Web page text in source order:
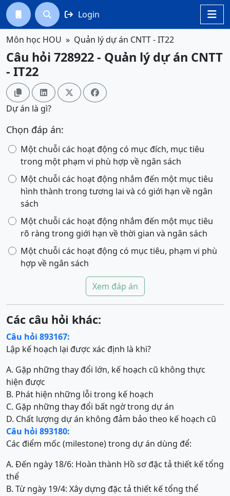

  Login
Môn học HOU Quản lý dự án CNTT - IT22
Câu hỏi 728922 - Quản lý dự án CNTT
- IT22
   
Dự án là gì?
Chọn đáp án:
Một chuỗi các hoạt động có mục đích, mục tiêu
trong một phạm vi phù hợp về ngân sách
Một chuỗi các hoạt động nhắm đến một mục tiêu
hình thành trong tương lai và có giới hạn về ngân
sách
Một chuỗi các hoạt động nhắm đến một mục tiêu
rõ ràng trong giới hạn về thời gian và ngân sách
Một chuỗi các hoạt động có mục tiêu, phạm vi phù
hợp về ngân sách
Xem đáp án
Các câu hỏi khác:
Câu hỏi 893167:
Lập kế hoạch lại được xác định là khi?
A. Gặp những thay đổi lớn, kế hoạch cũ không thực
hiện được
B. Phát hiện những lỗi trong kế hoạch
C. Gặp những thay đổi bất ngờ trong dự án
D. Chất lượng dự án không đảm bảo theo kế hoạch cũ
Câu hỏi 893180:
Các điểm mốc (milestone) trong dự án dùng để:
A. Đến ngày 18/6: Hoàn thành Hồ sơ đặc tả thiết kế tổng
thể
B. Từ ngày 19/4: Xây dựng đặc tả thiết kế tổng thể